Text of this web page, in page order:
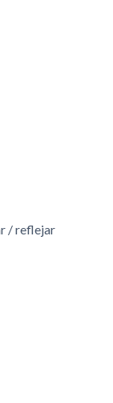
/ reflejar